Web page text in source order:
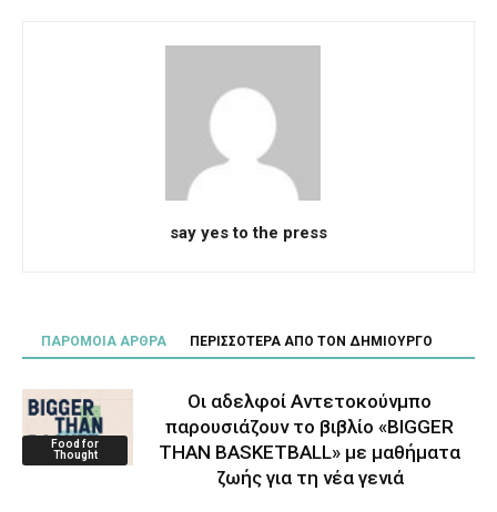
say yes to the press
ΠΑΡΟΜΟΙΑ ΑΡΘΡΑ ΠΕΡΙΣΣΟΤΕΡΑ ΑΠΟ ΤΟΝ ΔΗΜΙΟΥΡΓΟ
Food for
Thought
Οι αδελφοί Αντετοκούνμπο
παρουσιάζουν το βιβλίο «BIGGER
THAN BASKETBALL» με μαθήματα
ζωής για τη νέα γενιά